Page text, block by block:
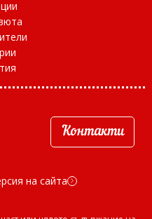
Контакти
на сайта d